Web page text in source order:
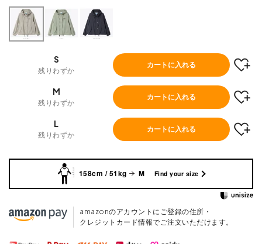
S
残りわずか
カートに入れる
M
残りわずか
カートに入れる
L
残りわずか
カートに入れる
158cm / 51kg M Find your size
amazonのアカウントにご登録の住所・
クレジットカード情報でご注文いただけます。